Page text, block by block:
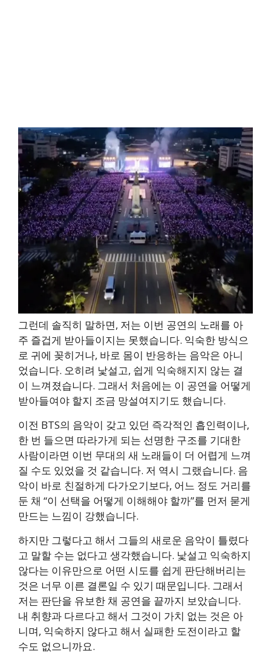
그런데 솔직히 말하면, 저는 이번 공연의 노래를 아
주 즐겁게 받아들이지는 못했습니다. 익숙한 방식으
로 귀에 꽂히거나, 바로 몸이 반응하는 음악은 아니
었습니다. 오히려 낯설고, 쉽게 익숙해지지 않는 결
이 느껴졌습니다. 그래서 처음에는 이 공연을 어떻게
받아들여야 할지 조금 망설여지기도 했습니다.
이전 BTS의 음악이 갖고 있던 즉각적인 흡인력이나,
한 번 들으면 따라가게 되는 선명한 구조를 기대한
사람이라면 이번 무대의 새 노래들이 더 어렵게 느껴
질 수도 있었을 것 같습니다. 저 역시 그랬습니다. 음
악이 바로 친절하게 다가오기보다, 어느 정도 거리를
둔 채 “이 선택을 어떻게 이해해야 할까”를 먼저 묻게
만드는 느낌이 강했습니다.
하지만 그렇다고 해서 그들의 새로운 음악이 틀렸다
고 말할 수는 없다고 생각했습니다. 낯설고 익숙하지
않다는 이유만으로 어떤 시도를 쉽게 판단해버리는
것은 너무 이른 결론일 수 있기 때문입니다. 그래서
저는 판단을 유보한 채 공연을 끝까지 보았습니다.
내 취향과 다르다고 해서 그것이 가치 없는 것은 아
니며, 익숙하지 않다고 해서 실패한 도전이라고 할
수도 없으니까요.